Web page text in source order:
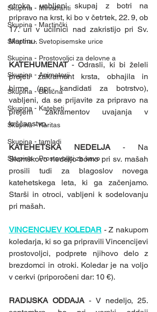
Skupina - Ministranti
Skupina - Martinčki
Skupina - Svetopisemske urice
Skupina - Prostovoljci za delovne a
Skupina - Animatorji
Skupina - Biblična
Skupina - Kateheti
Skupina - Karitas
Skupina - tamladi
Skupina - Prostovoljci za kavo
otroka, vabljeni skupaj z botri na
pripravo na krst, ki bo v četrtek, 22. 9, ob
17. uri v učilnici nad zakristijo pri Sv.
Martinu.
KATEHUMENAT - Odrasli, ki bi želeli
prejeti zakrament krsta, obhajila in
birme (npr. kandidati za botrstvo),
vabljeni, da se prijavite za pripravo na
prejem zakramentov uvajanja v
krščanstvo.
KATEHETSKA NEDELJA - Na
Slomškovo nedeljo bomo pri sv. mašah
prosili tudi za blagoslov novega
katehetskega leta, ki ga začenjamo.
Starši in otroci, vabljeni k sodelovanju
pri mašah.
VINCENCIJEV KOLEDAR - Z nakupom
koledarja, ki so ga pripravili Vincencijevi
prostovoljci, podprete njihovo delo z
brezdomci in otroki. Koledar je na voljo
v cerkvi (priporočeni dar: 10 €).
RADIJSKA ODDAJA - V nedeljo, 25.